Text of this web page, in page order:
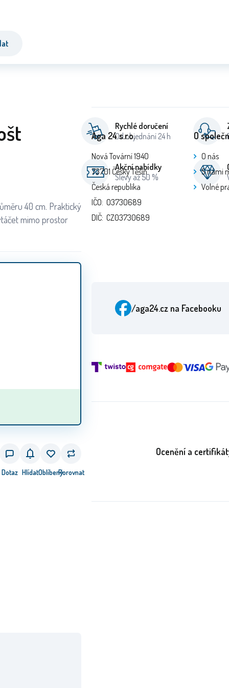
40 cm. Praktický
mimo prostor
Dotaz HlídatOblíbenýPorovnat
Rychlé doručení
Od objednání 24 h
Akční nabídky
Slevy až 50 %
Aga 24 s.r.o.
Nová Tovární 1940
73701 Český Těšín
Česká republika
IČO: 03730689
DIČ: CZ03730689
O
O nás
S námi
Volné
/aga24.cz na Facebooku
Ocenění a